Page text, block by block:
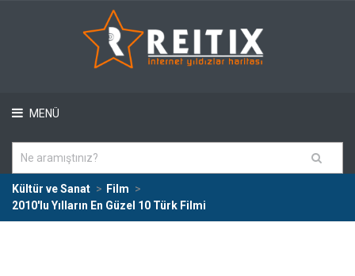
MENÜ
Kültür ve Sanat
Film
2010'lu Yılların En Güzel 10 Türk Filmi